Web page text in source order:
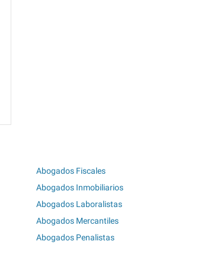
Abogados Fiscales
Abogados Inmobiliarios
Abogados Laboralistas
Abogados Mercantiles
Abogados Penalistas